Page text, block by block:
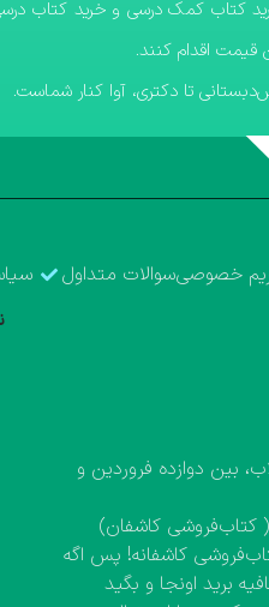
قیمت اقدام کنند.
تا دکتری، آوا کنار شماست.
خصوصیسوالات متداول
بین دوازده فروردین و
کاشفانه! پس اگه
برید اونجا و بگید